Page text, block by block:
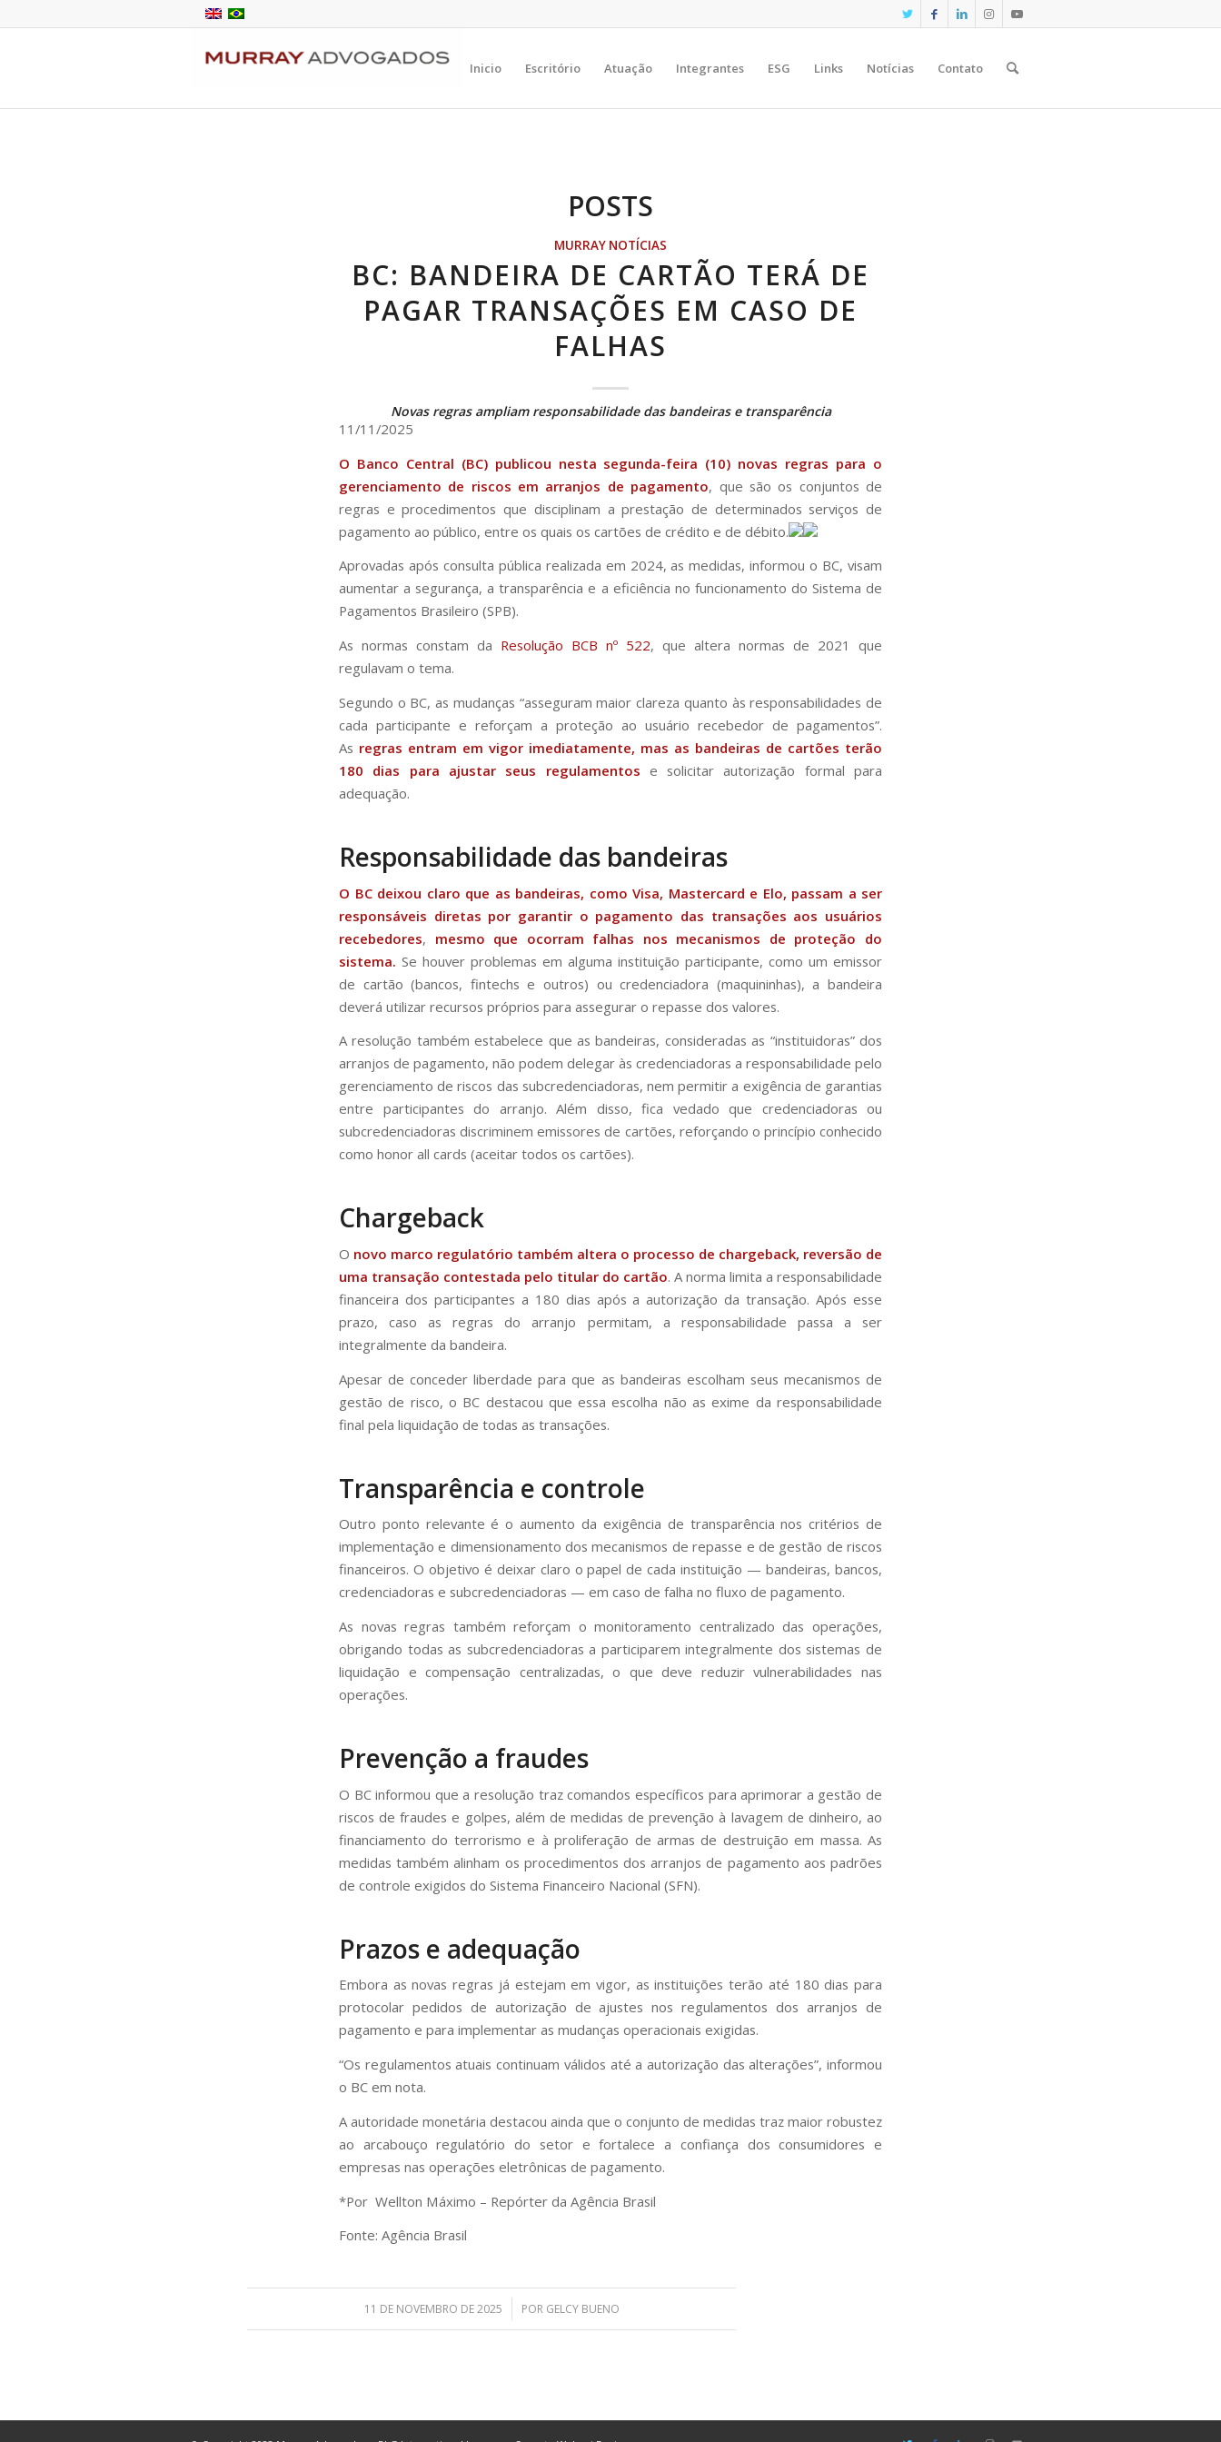
Inicio Escritório Atuação Integrantes ESG Links Notícias Contato
POSTS
MURRAY NOTÍCIAS
BC: BANDEIRA DE CARTÃO TERÁ DE
PAGAR TRANSAÇÕES EM CASO DE
FALHAS
Novas regras ampliam responsabilidade das bandeiras e transparência
11/11/2025
O Banco Central (BC) publicou nesta segunda-feira (10) novas regras para o
gerenciamento de riscos em arranjos de pagamento, que são os conjuntos de
regras e procedimentos que disciplinam a prestação de determinados serviços de
pagamento ao público, entre os quais os cartões de crédito e de débito.
Aprovadas após consulta pública realizada em 2024, as medidas, informou o BC, visam
aumentar a segurança, a transparência e a eficiência no funcionamento do Sistema de
Pagamentos Brasileiro (SPB).
As normas constam da Resolução BCB nº 522, que altera normas de 2021 que
regulavam o tema.
Segundo o BC, as mudanças “asseguram maior clareza quanto às responsabilidades de
cada participante e reforçam a proteção ao usuário recebedor de pagamentos”.
As regras entram em vigor imediatamente, mas as bandeiras de cartões terão
180 dias para ajustar seus regulamentos e solicitar autorização formal para
adequação.
Responsabilidade das bandeiras
O BC deixou claro que as bandeiras, como Visa, Mastercard e Elo, passam a ser
responsáveis diretas por garantir o pagamento das transações aos usuários
recebedores, mesmo que ocorram falhas nos mecanismos de proteção do
sistema. Se houver problemas em alguma instituição participante, como um emissor
de cartão (bancos, fintechs e outros) ou credenciadora (maquininhas), a bandeira
deverá utilizar recursos próprios para assegurar o repasse dos valores.
A resolução também estabelece que as bandeiras, consideradas as “instituidoras” dos
arranjos de pagamento, não podem delegar às credenciadoras a responsabilidade pelo
gerenciamento de riscos das subcredenciadoras, nem permitir a exigência de garantias
entre participantes do arranjo. Além disso, fica vedado que credenciadoras ou
subcredenciadoras discriminem emissores de cartões, reforçando o princípio conhecido
como honor all cards (aceitar todos os cartões).
Chargeback
O novo marco regulatório também altera o processo de chargeback, reversão de
uma transação contestada pelo titular do cartão. A norma limita a responsabilidade
financeira dos participantes a 180 dias após a autorização da transação. Após esse
prazo, caso as regras do arranjo permitam, a responsabilidade passa a ser
integralmente da bandeira.
Apesar de conceder liberdade para que as bandeiras escolham seus mecanismos de
gestão de risco, o BC destacou que essa escolha não as exime da responsabilidade
final pela liquidação de todas as transações.
Transparência e controle
Outro ponto relevante é o aumento da exigência de transparência nos critérios de
implementação e dimensionamento dos mecanismos de repasse e de gestão de riscos
financeiros. O objetivo é deixar claro o papel de cada instituição — bandeiras, bancos,
credenciadoras e subcredenciadoras — em caso de falha no fluxo de pagamento.
As novas regras também reforçam o monitoramento centralizado das operações,
obrigando todas as subcredenciadoras a participarem integralmente dos sistemas de
liquidação e compensação centralizadas, o que deve reduzir vulnerabilidades nas
operações.
Prevenção a fraudes
O BC informou que a resolução traz comandos específicos para aprimorar a gestão de
riscos de fraudes e golpes, além de medidas de prevenção à lavagem de dinheiro, ao
financiamento do terrorismo e à proliferação de armas de destruição em massa. As
medidas também alinham os procedimentos dos arranjos de pagamento aos padrões
de controle exigidos do Sistema Financeiro Nacional (SFN).
Prazos e adequação
Embora as novas regras já estejam em vigor, as instituições terão até 180 dias para
protocolar pedidos de autorização de ajustes nos regulamentos dos arranjos de
pagamento e para implementar as mudanças operacionais exigidas.
“Os regulamentos atuais continuam válidos até a autorização das alterações”, informou
o BC em nota.
A autoridade monetária destacou ainda que o conjunto de medidas traz maior robustez
ao arcabouço regulatório do setor e fortalece a confiança dos consumidores e
empresas nas operações eletrônicas de pagamento.
*Por Wellton Máximo – Repórter da Agência Brasil
Fonte: Agência Brasil
11 DE NOVEMBRO DE 2025
/ POR GELCY BUENO